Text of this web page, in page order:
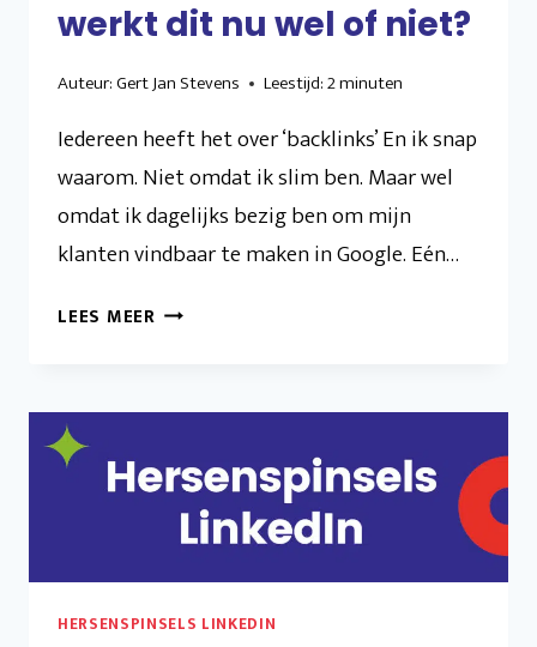
werkt dit nu wel of niet?
Auteur:Gert Jan Stevens Leestijd:2minuten
Iedereen heeft het over ‘backlinks’ En ik snap
waarom. Niet omdat ik slim ben. Maar wel
omdat ik dagelijks bezig ben om mijn
klanten vindbaar te maken in Google. Eén…
LEES MEER BACKLINKS:
WEL
OF
NIET?
HERSENSPINSELS LINKEDIN